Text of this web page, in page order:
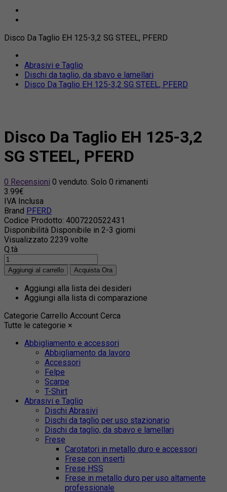
Disco Da Taglio EH 125-3,2 SG STEEL, PFERD
Abrasivi e Taglio
Dischi da taglio, da sbavo e lamellari
Disco Da Taglio EH 125-3,2 SG STEEL, PFERD
Disco Da Taglio EH 125-3,2
SG STEEL, PFERD
0 Recensioni 0 venduto. Solo 0 rimanenti
3.99€
IVA Inclusa
Brand PFERD
Codice Prodotto: 4007220522431
Disponibilità Disponibile in 2-3 giorni
Visualizzato 2239 volte
Q.tà
Aggiungi alla lista dei desideri
Aggiungi alla lista di comparazione
Categorie Carrello Account Cerca
Tutte le categorie ×
Abbigliamento e accessori
Abbigliamento da lavoro
Accessori
Felpe
Scarpe
T-Shirt
Abrasivi e Taglio
Dischi Abrasivi
Dischi da taglio per uso stazionario
Dischi da taglio, da sbavo e lamellari
Frese
Carotatori in metallo duro e accessori
Frese con inserti
Frese HSS
Frese in metallo duro per uso altamente
professionale